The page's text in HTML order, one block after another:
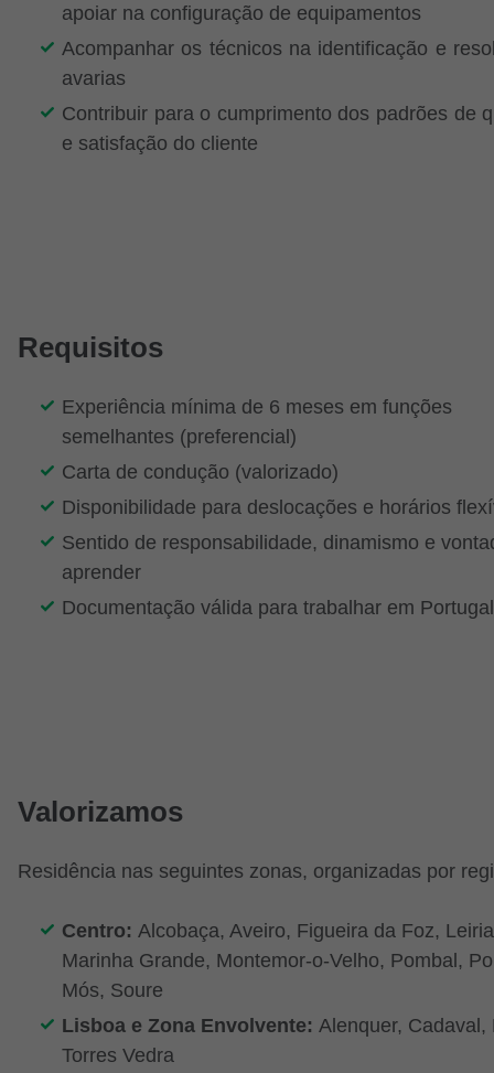
apoiar na configuração de equipamentos
Acompanhar os técnicos na identificação e
avarias
Contribuir para o cumprimento dos padrões de
e satisfação do cliente
Requisitos
Experiência mínima de 6 meses em funções
semelhantes (preferencial)
Carta de condução (valorizado)
Disponibilidade para deslocações e horários
Sentido de responsabilidade, dinamismo e
aprender
Documentação válida para trabalhar em Portugal
Valorizamos
Residência nas seguintes zonas, organizadas por
Centro: Alcobaça, Aveiro, Figueira da Foz,
Marinha Grande, Montemor-o-Velho, Pombal,
Mós, Soure
Lisboa e Zona Envolvente: Alenquer, Cadaval,
Torres Vedra